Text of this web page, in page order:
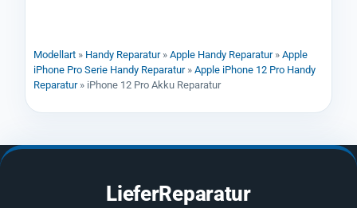
Modellart » Handy Reparatur» Apple Handy Reparatur» Apple
iPhone Pro Serie Handy Reparatur» Apple iPhone 12 Pro Handy
Reparatur» iPhone 12 Pro Akku Reparatur
LieferReparatur